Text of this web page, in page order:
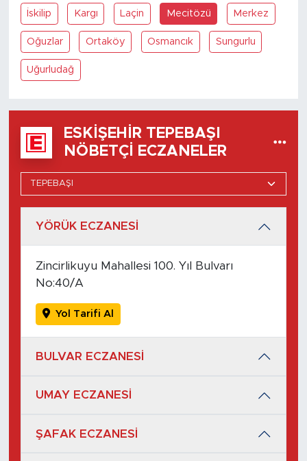
İskilip Kargı Laçin Mecitözü Merkez
Oğuzlar Ortaköy Osmancık Sungurlu
Uğurludağ
ESKIŞEHIR TEPEBAŞI
NÖBETÇI ECZANELER
YÖRÜK ECZANESİ
Zincirlikuyu Mahallesi 100. Yıl Bulvarı
No:40/A
Yol Tarifi Al
BULVAR ECZANESİ
UMAY ECZANESİ
ŞAFAK ECZANESİ